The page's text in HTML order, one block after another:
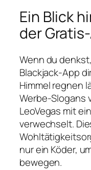
Ein Blick
der
Wenn du
Blackjack‑App
Himmel regnen
Werbe‑Slogans
LeoVegas mit
verwechselt.
nur ein Köder,
bewegen.